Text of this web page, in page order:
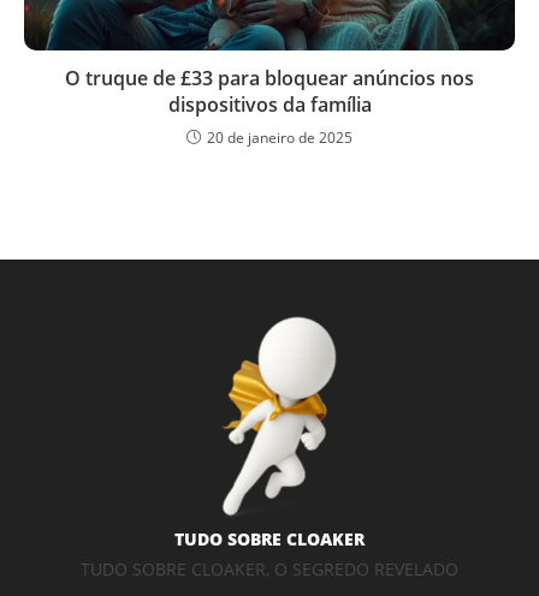
O truque de £33 para bloquear anúncios nos
dispositivos da família
20 de janeiro de 2025
TUDO SOBRE CLOAKER
TUDO SOBRE CLOAKER, O SEGREDO REVELADO